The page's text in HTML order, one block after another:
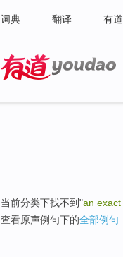
词典 翻译 有
当前分类下找不到"an exact
查看原声例句下的全部例句